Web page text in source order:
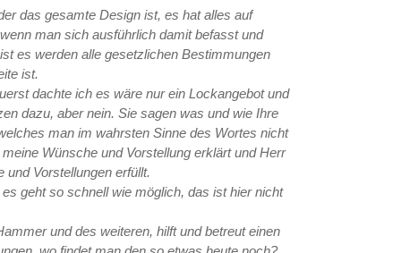
das gesamte Design ist, es hat alles auf
man sich ausführlich damit befasst und
es werden alle gesetzlichen Bestimmungen
ist.
dachte ich es wäre nur ein Lockangebot und
dazu, aber nein. Sie sagen was und wie Ihre
man im wahrsten Sinne des Wortes nicht
Wünsche und Vorstellung erklärt und Herr
und Vorstellungen erfüllt.
geht so schnell wie möglich, das ist hier nicht
und des weiteren, hilft und betreut einen